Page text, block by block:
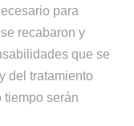
para
recabaron y
que se
del tratamiento
tiempo serán